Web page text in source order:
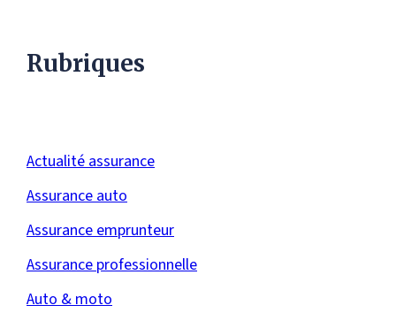
Rubriques
Actualité assurance
Assurance auto
Assurance emprunteur
Assurance professionnelle
Auto & moto